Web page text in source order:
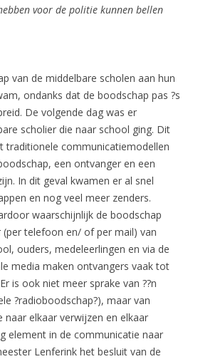
voor de politie kunnen bellen
van de middelbare scholen aan hun
ondanks dat de boodschap pas ?s
De volgende dag was er
scholier die naar school ging. Dit
traditionele communicatiemodellen
een ontvanger en een
In dit geval kwamen er al snel
en nog veel meer zenders.
waarschijnlijk de boodschap
(per telefoon en/ of per mail) van
ouders, medeleerlingen en via de
media maken ontvangers vaak tot
is ook niet meer sprake van ??n
?radioboodschap?), maar van
naar elkaar verwijzen en elkaar
element in de communicatie naar
Lenferink het besluit van de